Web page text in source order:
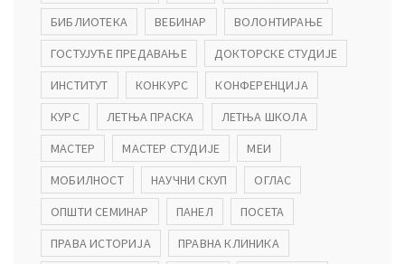
БИБЛИОТЕКА
ВЕБИНАР
ВОЛОНТИРАЊЕ
ГОСТУЈУЋЕ ПРЕДАВАЊЕ
ДОКТОРСКЕ СТУДИЈЕ
ИНСТИТУТ
КОНКУРС
КОНФЕРЕНЦИЈА
КУРС
ЛЕТЊА ПРАСКА
ЛЕТЊА ШКОЛА
МАСТЕР
МАСТЕР СТУДИЈЕ
МЕИ
МОБИЛНОСТ
НАУЧНИ СКУП
ОГЛАС
ОПШТИ СЕМИНАР
ПАНЕЛ
ПОСЕТА
ПРАВА ИСТОРИЈА
ПРАВНА КЛИНИКА